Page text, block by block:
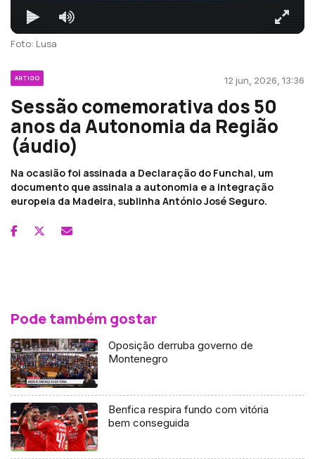
Foto: Lusa
ARTIGO 12 jun, 2026, 13:36
Sessão comemorativa dos 50
anos da Autonomia da Região
(áudio)
Na ocasião foi assinada a Declaração do Funchal, um
documento que assinala a autonomia e a integração
europeia da Madeira, sublinha António José Seguro.
Pode também gostar
Oposição derruba governo de
Montenegro
Benfica respira fundo com vitória
bem conseguida